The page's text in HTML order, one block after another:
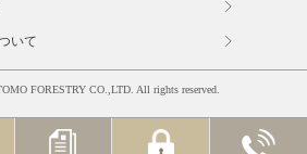
いて
FORESTRY CO.,LTD. All rights reserved.